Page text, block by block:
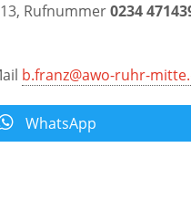
Rufnummer0234
b.franz@awo-ruhr-
WhatsApp